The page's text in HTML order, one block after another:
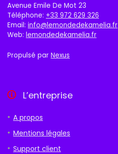
Avenue Emile De Mot 23
Téléphone: +33 972 629 326
Email: info@lemondedekamelia.fr
Web: lemondedekamelia.fr
Propulsé par Nexus
L’entreprise
A propos
Mentions légales
Support client